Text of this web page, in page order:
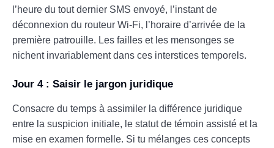
l’heure du tout dernier SMS envoyé, l’instant de
déconnexion du routeur Wi-Fi, l’horaire d’arrivée de la
première patrouille. Les failles et les mensonges se
nichent invariablement dans ces interstices temporels.
Jour 4 : Saisir le jargon juridique
Consacre du temps à assimiler la différence juridique
entre la suspicion initiale, le statut de témoin assisté et la
mise en examen formelle. Si tu mélanges ces concepts